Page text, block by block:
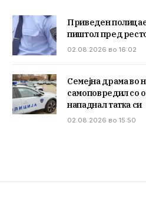
Приведен
пиштол пред
02.08.2026 во 16:02
Семејна драма во
самоповредил со
нападнал татка си
02.08.2026 во 15:50